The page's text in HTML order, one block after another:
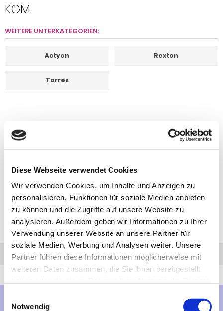
Diese Webseite verwendet Cookies
Wir verwenden Cookies, um Inhalte und Anzeigen zu
personalisieren, Funktionen für soziale Medien anbieten
zu können und die Zugriffe auf unsere Website zu
analysieren. Außerdem geben wir Informationen zu Ihrer
Verwendung unserer Website an unsere Partner für
soziale Medien, Werbung und Analysen weiter. Unsere
Partner führen diese Informationen möglicherweise mit
weiteren Daten zusammen, die Sie ihnen bereitgestellt
Notwendig
KGM
WEITERE UNTERKATEGORIEN:
Actyon Rexton
Torres
Anfrage Anrufen AHK-Finder
Mehr über...